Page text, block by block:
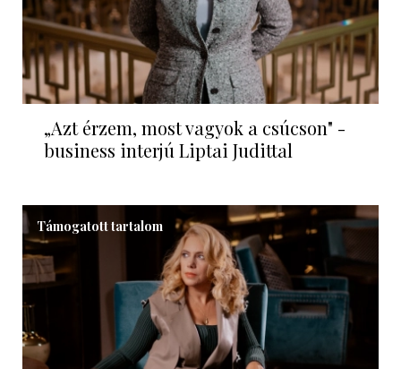
„Azt érzem, most vagyok a csúcson" -
business interjú Liptai Judittal
Támogatott tartalom